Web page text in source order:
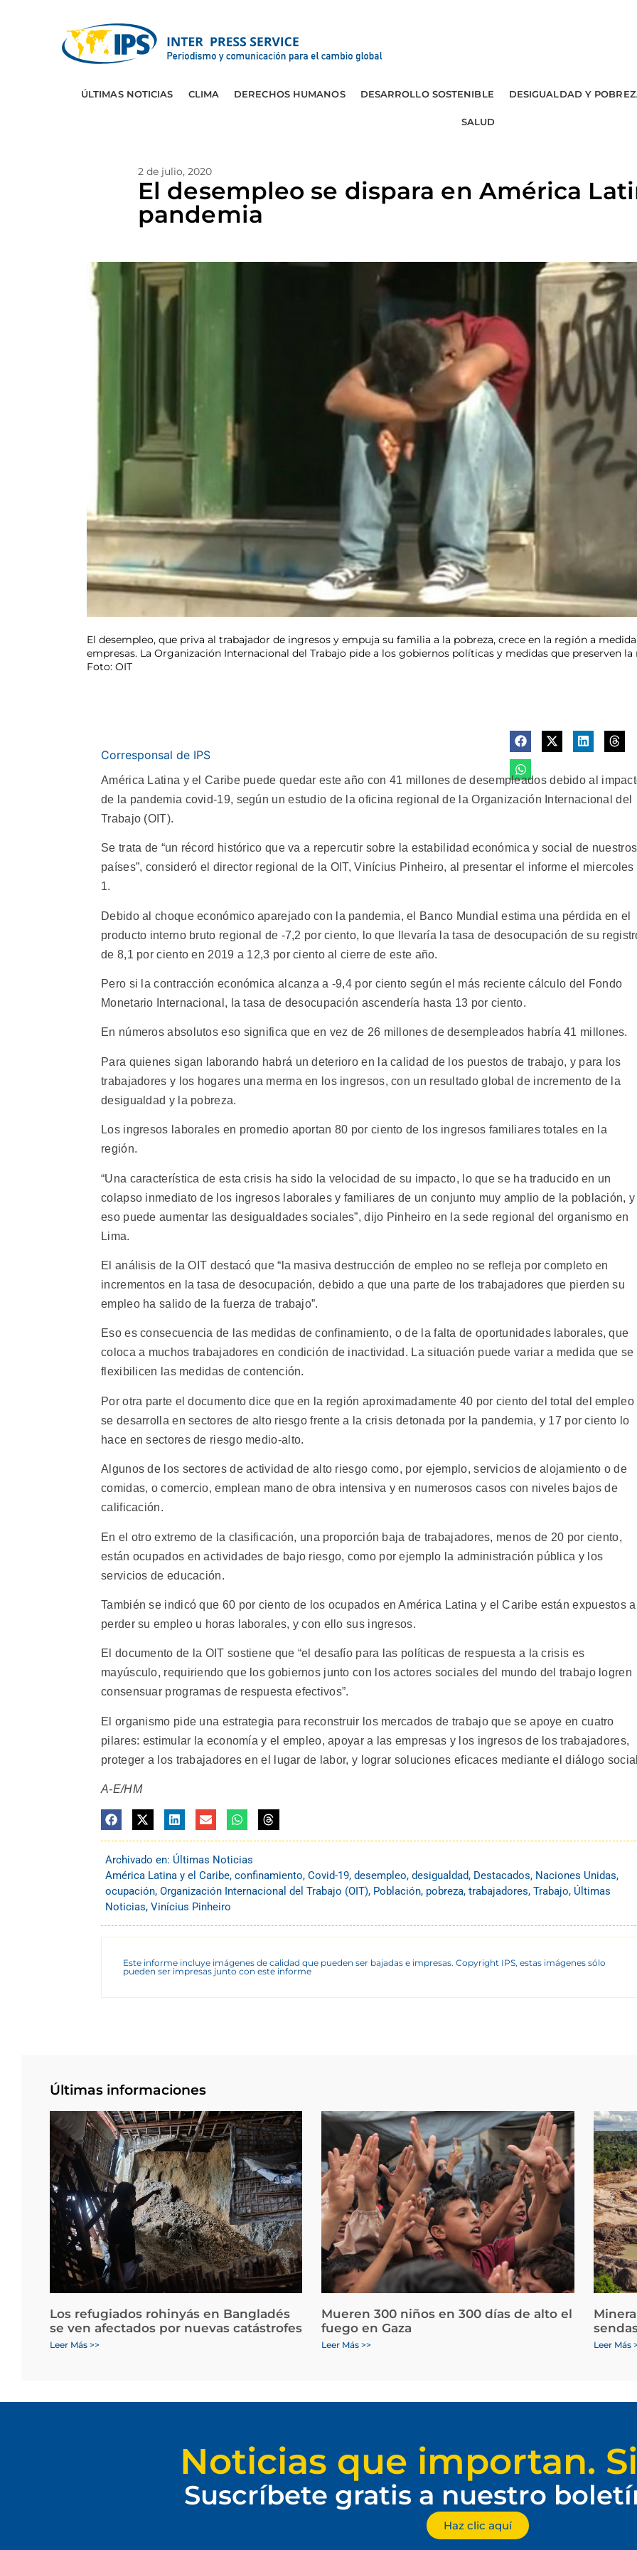
ÚLTIMAS NOTICIAS CLIMA DERECHOS HUMANOS DESARROLLO SOSTENIBLE DESIGUALDAD Y
SALUD
2 de julio, 2020
El desempleo se dispara en América
pandemia
El desempleo, que priva al trabajador de ingresos y empuja su familia a la pobreza, crece en la región a
empresas. La Organización Internacional del Trabajo pide a los gobiernos políticas y medidas que preserven
Foto: OIT
Corresponsal de IPS
América Latina y el Caribe puede quedar este año con 41 millones de desempleados debido al
de la pandemia covid-19, según un estudio de la oficina regional de la Organización Internacional del
Trabajo (OIT).
Se trata de “un récord histórico que va a repercutir sobre la estabilidad económica y social de nuestros
países”, consideró el director regional de la OIT, Vinícius Pinheiro, al presentar el informe el miercoles
1.
Debido al choque económico aparejado con la pandemia, el Banco Mundial estima una pérdida en el
producto interno bruto regional de -7,2 por ciento, lo que llevaría la tasa de desocupación de su
de 8,1 por ciento en 2019 a 12,3 por ciento al cierre de este año.
Pero si la contracción económica alcanza a -9,4 por ciento según el más reciente cálculo del Fondo
Monetario Internacional, la tasa de desocupación ascendería hasta 13 por ciento.
En números absolutos eso significa que en vez de 26 millones de desempleados habría 41 millones.
Para quienes sigan laborando habrá un deterioro en la calidad de los puestos de trabajo, y para los
trabajadores y los hogares una merma en los ingresos, con un resultado global de incremento de la
desigualdad y la pobreza.
Los ingresos laborales en promedio aportan 80 por ciento de los ingresos familiares totales en la
región.
“Una característica de esta crisis ha sido la velocidad de su impacto, lo que se ha traducido en un
colapso inmediato de los ingresos laborales y familiares de un conjunto muy amplio de la población, y
eso puede aumentar las desigualdades sociales”, dijo Pinheiro en la sede regional del organismo en
Lima.
El análisis de la OIT destacó que “la masiva destrucción de empleo no se refleja por completo en
incrementos en la tasa de desocupación, debido a que una parte de los trabajadores que pierden su
empleo ha salido de la fuerza de trabajo”.
Eso es consecuencia de las medidas de confinamiento, o de la falta de oportunidades laborales, que
coloca a muchos trabajadores en condición de inactividad. La situación puede variar a medida que se
flexibilicen las medidas de contención.
Por otra parte el documento dice que en la región aproximadamente 40 por ciento del total del empleo
se desarrolla en sectores de alto riesgo frente a la crisis detonada por la pandemia, y 17 por ciento lo
hace en sectores de riesgo medio-alto.
Algunos de los sectores de actividad de alto riesgo como, por ejemplo, servicios de alojamiento o de
comidas, o comercio, emplean mano de obra intensiva y en numerosos casos con niveles bajos de
calificación.
En el otro extremo de la clasificación, una proporción baja de trabajadores, menos de 20 por ciento,
están ocupados en actividades de bajo riesgo, como por ejemplo la administración pública y los
servicios de educación.
También se indicó que 60 por ciento de los ocupados en América Latina y el Caribe están expuestos a
perder su empleo u horas laborales, y con ello sus ingresos.
El documento de la OIT sostiene que “el desafío para las políticas de respuesta a la crisis es
mayúsculo, requiriendo que los gobiernos junto con los actores sociales del mundo del trabajo logren
consensuar programas de respuesta efectivos”.
El organismo pide una estrategia para reconstruir los mercados de trabajo que se apoye en cuatro
pilares: estimular la economía y el empleo, apoyar a las empresas y los ingresos de los trabajadores,
proteger a los trabajadores en el lugar de labor, y lograr soluciones eficaces mediante el diálogo
A-E/HM
Archivado en: Últimas Noticias
América Latina y el Caribe, confinamiento, Covid-19, desempleo, desigualdad, Destacados, Naciones Unidas,
ocupación, Organización Internacional del Trabajo (OIT), Población, pobreza, trabajadores, Trabajo, Últimas
Noticias, Vinícius Pinheiro
Este informe incluye imágenes de calidad que pueden ser bajadas e impresas. Copyright IPS, estas imágenes sólo
pueden ser impresas junto con este informe
Últimas informaciones
Los refugiados rohinyás en Bangladés
se ven afectados por nuevas catástrofes
Leer Más >>
Mueren 300 niños en 300 días de alto el
fuego en Gaza
Leer Más >> Leer Más
Noticias que importan.
Suscríbete gratis a nuestro
Haz clic aquí